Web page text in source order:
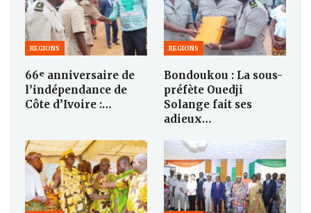
REGIONS
66ᵉ anniversaire de
l’indépendance de
Côte d’Ivoire :…
REGIONS
Bondoukou : La sous-
préfète Ouedji
Solange fait ses
adieux…